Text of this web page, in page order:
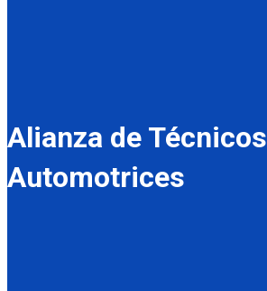
Alianza de Técnicos
Automotrices